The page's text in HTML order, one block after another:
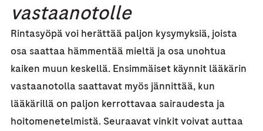
vastaanotolle
Rintasyöpä voi herättää paljon kysymyksiä, joista
osa saattaa hämmentää mieltä ja osa unohtua
kaiken muun keskellä. Ensimmäiset käynnit lääkärin
vastaanotolla saattavat myös jännittää, kun
lääkärillä on paljon kerrottavaa sairaudesta ja
hoitomenetelmistä. Seuraavat vinkit voivat auttaa